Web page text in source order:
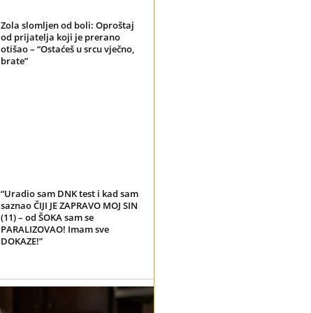
Zola slomljen od boli: Oproštaj
od prijatelja koji je prerano
otišao – “Ostaćeš u srcu vječno,
brate”
“Uradio sam DNK test i kad sam
saznao ČIJI JE ZAPRAVO MOJ SIN
(11) – od ŠOKA sam se
PARALIZOVAO! Imam sve
DOKAZE!”